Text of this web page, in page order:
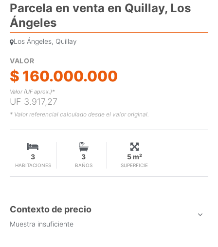
Parcela en venta en Quillay, Los
Ángeles
Los Ángeles, Quillay
VALOR
$ 160.000.000
Valor (UF aprox.)*
UF 3.917,27
* Valor referencial calculado desde el valor original.
HABITACIONES
3
BAÑOS
3
SUPERFICIE
5 m²
Contexto de precio
Muestra insuficiente